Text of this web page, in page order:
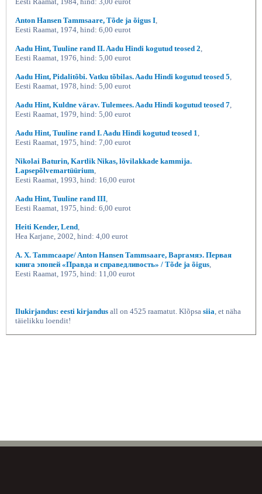
Anton Hansen Tammsaare, Tõde ja õigus I,
Eesti Raamat, 1974, hind: 6,00 eurot
Aadu Hint, Tuuline rand II. Aadu Hindi kogutud teosed 2,
Eesti Raamat, 1976, hind: 5,00 eurot
Aadu Hint, Pidalitõbi. Vatku tõbilas. Aadu Hindi kogutud teosed 5,
Eesti Raamat, 1978, hind: 5,00 eurot
Aadu Hint, Kuldne värav. Tulemees. Aadu Hindi kogutud teosed 7,
Eesti Raamat, 1979, hind: 5,00 eurot
Aadu Hint, Tuuline rand I. Aadu Hindi kogutud teosed 1,
Eesti Raamat, 1975, hind: 7,00 eurot
Nikolai Baturin, Kartlik Nikas, lõvilakkade kammija.
Lapsepõlvemartüürium,
Eesti Raamat, 1993, hind: 16,00 eurot
Aadu Hint, Tuuline rand III,
Eesti Raamat, 1975, hind: 6,00 eurot
Heiti Kender, Lend,
Hea Karjane, 2002, hind: 4,00 eurot
А. Х. Tammcaape/ Anton Hansen Tammsaare, Варгамяэ. Первая
книга эпопей «Правда и справедливость» / Tõde ja õigus,
Eesti Raamat, 1975, hind: 11,00 eurot
Ilukirjandus: eesti kirjandus all on 4525 raamatut. Klõpsa siia, et näha
täielikku loendit!